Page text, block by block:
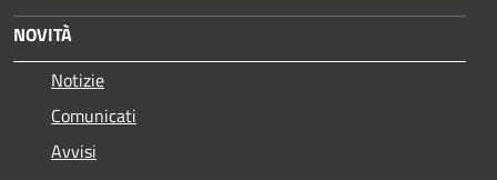
NOVITÀ
Notizie
Comunicati
Avvisi